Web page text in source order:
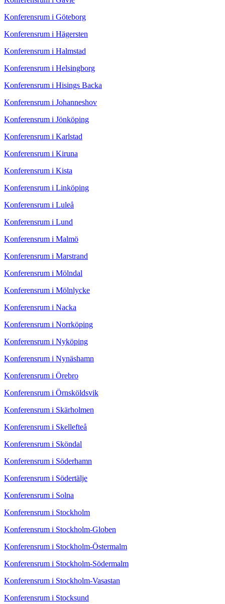
Konferensrum i Göteborg
Konferensrum i Hägersten
Konferensrum i Halmstad
Konferensrum i Helsingborg
Konferensrum i Hisings Backa
Konferensrum i Johanneshov
Konferensrum i Jönköping
Konferensrum i Karlstad
Konferensrum i Kiruna
Konferensrum i Kista
Konferensrum i Linköping
Konferensrum i Luleå
Konferensrum i Lund
Konferensrum i Malmö
Konferensrum i Marstrand
Konferensrum i Mölndal
Konferensrum i Mölnlycke
Konferensrum i Nacka
Konferensrum i Norrköping
Konferensrum i Nyköping
Konferensrum i Nynäshamn
Konferensrum i Örebro
Konferensrum i Örnsköldsvik
Konferensrum i Skärholmen
Konferensrum i Skellefteå
Konferensrum i Sköndal
Konferensrum i Söderhamn
Konferensrum i Södertälje
Konferensrum i Solna
Konferensrum i Stockholm
Konferensrum i Stockholm-Globen
Konferensrum i Stockholm-Östermalm
Konferensrum i Stockholm-Södermalm
Konferensrum i Stockholm-Vasastan
Konferensrum i Stocksund